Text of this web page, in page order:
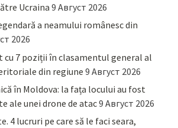
Ucraina 9 Август 2026
a neamului românesc din
2026
cu 7 poziții în clasamentul general al
din regiune 9 Август 2026
în Moldova: la fața locului au fost
ale unei drone de atac9 Август 2026
4 lucruri pe care să le faci seara,